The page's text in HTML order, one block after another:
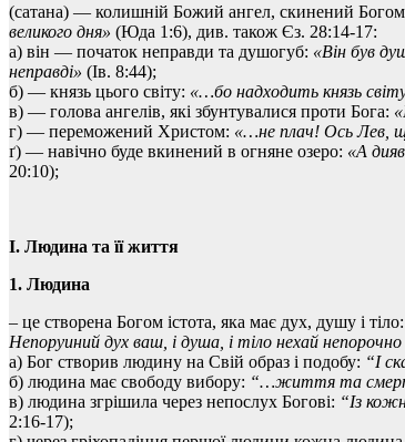
(сатана) — колишній Божий ангел, скинений Богом
великого дня» (Юда 1:6), див. також Єз. 28:14-17:
а) він — початок неправди та душогуб: «Він був
неправді» (Ів. 8:44);
б) — князь цього світу: «…бо надходить князь
в) — голова ангелів, які збунтувалися проти Бога:
г) — переможений Христом: «…не плач! Ось Лев,
ґ) — навічно буде вкинений в огняне озеро: «А
20:10);
I. Людина та її життя
1. Людина
– це створена Богом істота, яка має дух, душу і тіло:
Непоруиний дух ваш, і душа, і тіло нехай
а) Бог створив людину на Свій образ і подобу: “І
б) людина має свободу вибору: “…життя та
в) людина згрішила через непослух Богові: “Із
2:16-17);